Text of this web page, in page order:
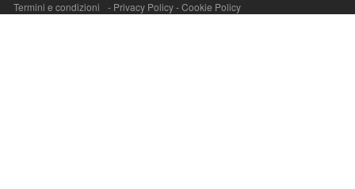
Termini e condizioni
- Privacy Policy-Cookie Policy